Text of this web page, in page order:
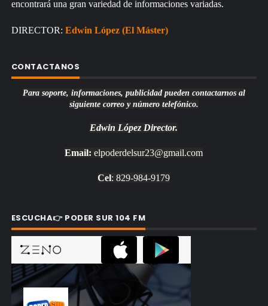
encontrará una gran variedad de informaciones variadas.
DIRECTOR: Edwin López (El Máster)
CONTACTANOS
Para soporte, informaciones, publicidad pueden contactarnos al
siguiente correo y número telefónico.
Edwin López Director.
Email: elpoderdelsur23@gmail.com
Cel: 829-984-9179
ESCUCHA👉 PODER SUR 104 FM